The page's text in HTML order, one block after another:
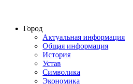
Город
Актуальная информация
Общая информация
История
Устав
Символика
Экономика